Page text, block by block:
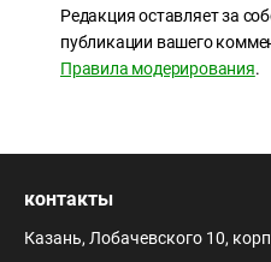
Редакция оставляет за
публикации вашего
Правила модерирования.
контакты
Казань, Лобачевского 10,